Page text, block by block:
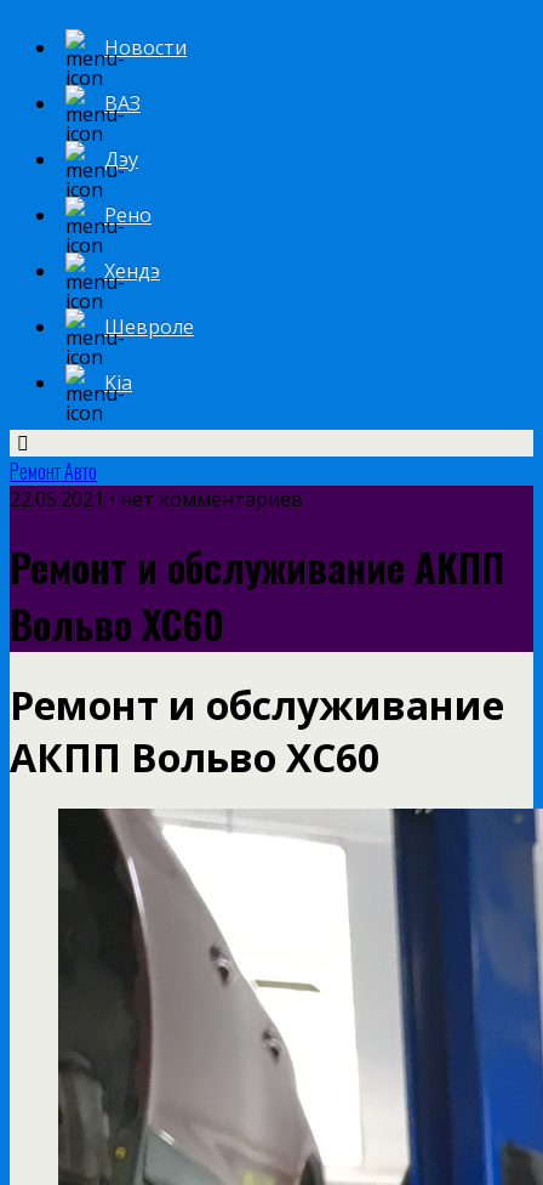
Новости
ВАЗ
Дэу
Рено
Хендэ
Шевроле
Kia
Ремонт Авто
22.05.2021 • нет комментариев
Ремонт и обслуживание АКПП
Вольво XC60
Ремонт и обслуживание
АКПП Вольво XC60